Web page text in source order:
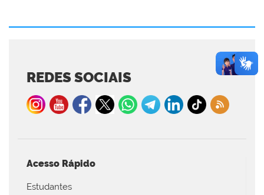
REDES SOCIAIS
Acesso Rápido
Estudantes